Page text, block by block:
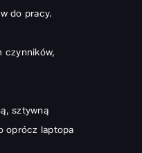
do pracy.
czynników,
sztywną
oprócz laptopa